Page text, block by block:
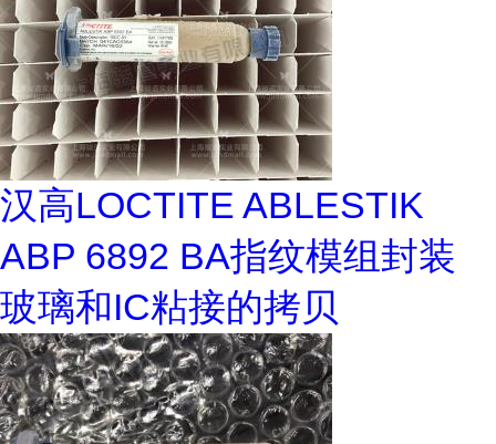
汉高LOCTITE ABLESTIK
ABP 6892 BA指纹模组封装
玻璃和IC粘接的拷贝